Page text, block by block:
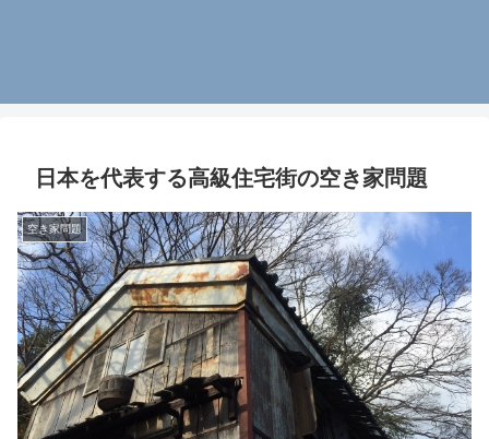
日本を代表する高級住宅街の空き家問題
空き家問題